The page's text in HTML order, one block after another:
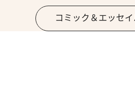
コミック＆エッセ